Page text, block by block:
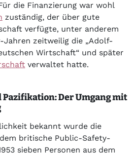
die Finanzierung war wohl
zuständig, der über gute
verfügte, unter anderem
Jahren zeitweilig die „Adolf-
Wirtschaft“ und später
verwaltet hatte.
Der Umgang mit
bekannt wurde die
britische Public-Safety-
sieben Personen aus dem